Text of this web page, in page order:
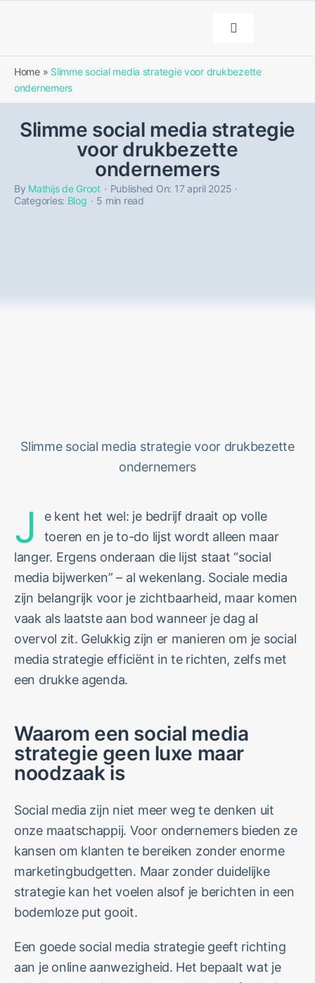
Toggle
Diensten
Over ons
Home» Slimme social media strategie voor drukbezette
ondernemers
Slimme social media strategie
voor drukbezette
ondernemers
By Mathijs de Groot · Published On: 17 april 2025 ·
Categories: Blog · 5 min read
Slimme social media strategie voor drukbezette
ondernemers
J
e kent het wel: je bedrijf draait op volle
toeren en je to-do lijst wordt alleen maar
langer. Ergens onderaan die lijst staat “social
media bijwerken” – al wekenlang. Sociale media
zijn belangrijk voor je zichtbaarheid, maar komen
vaak als laatste aan bod wanneer je dag al
overvol zit. Gelukkig zijn er manieren om je social
media strategie efficiënt in te richten, zelfs met
een drukke agenda.
Waarom een social media
strategie geen luxe maar
noodzaak is
Social media zijn niet meer weg te denken uit
onze maatschappij. Voor ondernemers bieden ze
kansen om klanten te bereiken zonder enorme
marketingbudgetten. Maar zonder duidelijke
strategie kan het voelen alsof je berichten in een
bodemloze put gooit.
Een goede social media strategie geeft richting
aan je online aanwezigheid. Het bepaalt wat je